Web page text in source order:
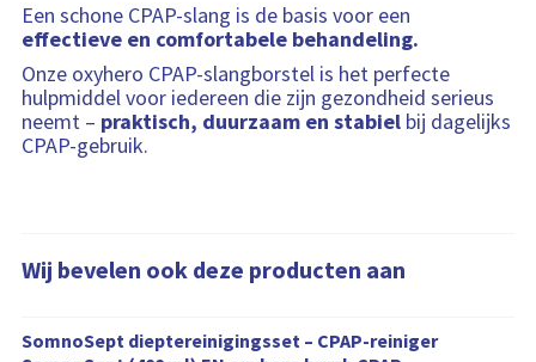
Een schone CPAP-slang is de basis voor een
effectieve en comfortabele behandeling.
Onze oxyhero CPAP-slangborstel is het perfecte
hulpmiddel voor iedereen die zijn gezondheid serieus
neemt – praktisch, duurzaam en stabiel bij dagelijks
CPAP-gebruik.
Wij bevelen ook deze producten aan
W
i
SomnoSept dieptereinigingsset – CPAP-reiniger